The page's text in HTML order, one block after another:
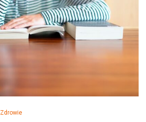
Zdrowie